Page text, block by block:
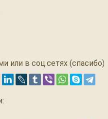
или в соц.сетях (спасибо)